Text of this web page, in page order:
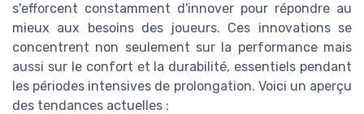
s'efforcent constamment d'innover pour répondre au
mieux aux besoins des joueurs. Ces innovations se
concentrent non seulement sur la performance mais
aussi sur le confort et la durabilité, essentiels pendant
les périodes intensives de prolongation. Voici un aperçu
des tendances actuelles :